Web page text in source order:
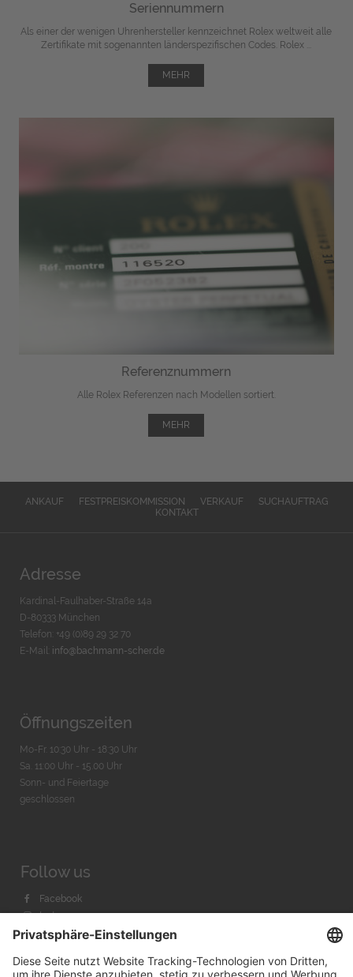
Seriennummern
Als einer der wenigen Uhrenhersteller kennzeichnet Rolex weltweit alle
Zertifikate mit sogenannten länderspezifischen Codes. Rolex ...
MEHR
Referenznummern
Alle Rolex Referenzen nach Modellen sortiert.
MEHR
ANKAUF FESTPREISKOMMISSION VERKAUF
SUCHAUFTRAG
KONTAKT
Adresse
Kardinal-Faulhaber-Straße 14a
D-80333 München
Telefon: +49 (0)89 29 32 70
E-Mail: info@bachmann-scher.de
Öffnungszeiten
Mo-Fr. 10:30 Uhr - 18:30 Uhr
Sa. 11:00 Uhr - 15.00 Uhr
Sonn- und Feiertage
geschlossen
Follow us
Facebook
Instagram
Youtube